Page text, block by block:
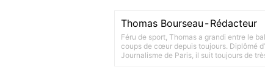
Thomas Bourseau -Rédacteur
Féru de sport, Thomas a grandi entre le
coups de cœur depuis toujours. Diplômé
Journalisme de Paris, il suit toujours de